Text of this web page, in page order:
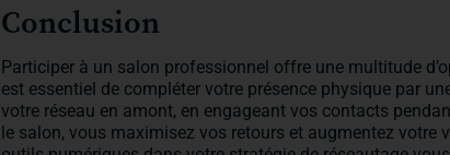
Conclusion
Participer à un salon professionnel offre une multitude
est essentiel de compléter votre présence physique par
votre réseau en amont, en engageant vos contacts
le salon, vous maximisez vos retours et augmentez votre